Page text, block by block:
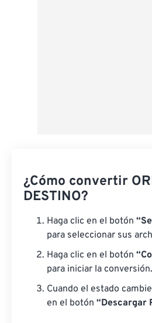
¿Cómo convertir
DESTINO?
Haga clic en el botón
para seleccionar sus
Haga clic en el botón
para iniciar la conversión.
Cuando el estado
en el botón “Descargar